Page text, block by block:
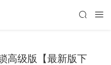
高级版【最新版下